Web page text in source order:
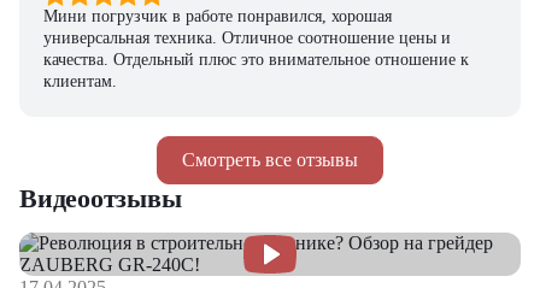
Смотреть все отзывы
Мини погрузчик в работе понравился, хорошая
универсальная техника. Отличное соотношение цены и
качества. Отдельный плюс это внимательное отношение к
клиентам.
Видеоотзывы